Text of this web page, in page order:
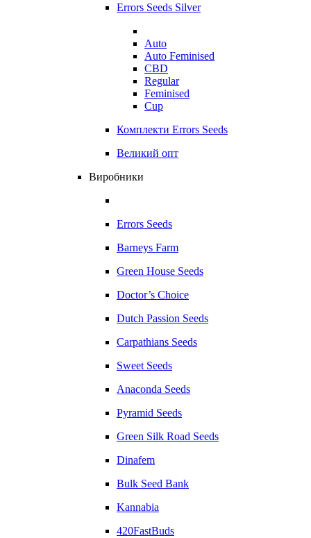
Errors Seeds Silver
Auto
Auto Feminised
CBD
Regular
Feminised
Cup
Комплекти Errors Seeds
Великий опт
Виробники
Errors Seeds
Barneys Farm
Green House Seeds
Doctor’s Choice
Dutch Passion Seeds
Carpathians Seeds
Sweet Seeds
Anaconda Seeds
Pyramid Seeds
Green Silk Road Seeds
Dinafem
Bulk Seed Bank
Kannabia
420FastBuds